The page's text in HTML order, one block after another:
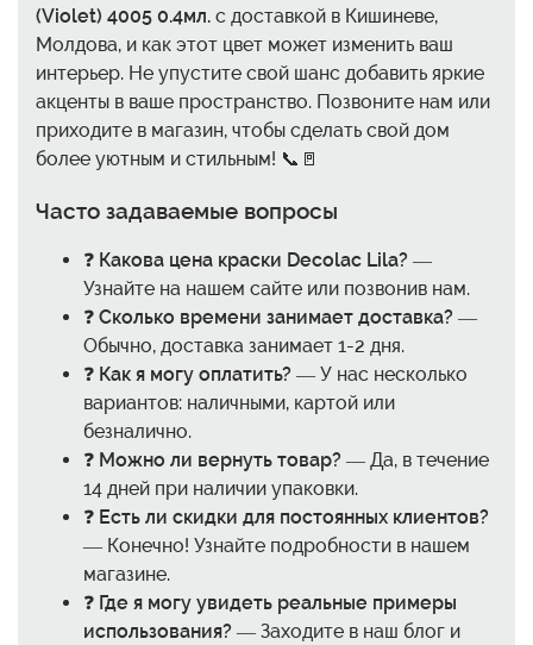
(Violet) 4005 0.4мл. с доставкой в Кишиневе,
Молдова, и как этот цвет может изменить ваш
интерьер. Не упустите свой шанс добавить яркие
акценты в ваше пространство. Позвоните нам или
приходите в магазин, чтобы сделать свой дом
более уютным и стильным! 📞🚪
Часто задаваемые вопросы
❓ Какова цена краски Decolac Lila? —
Узнайте на нашем сайте или позвонив нам.
❓ Сколько времени занимает доставка? —
Обычно, доставка занимает 1-2 дня.
❓ Как я могу оплатить? — У нас несколько
вариантов: наличными, картой или
безналично.
❓ Можно ли вернуть товар? — Да, в течение
14 дней при наличии упаковки.
❓ Есть ли скидки для постоянных клиентов?
— Конечно! Узнайте подробности в нашем
магазине.
❓ Где я могу увидеть реальные примеры
использования? — Заходите в наш блог и